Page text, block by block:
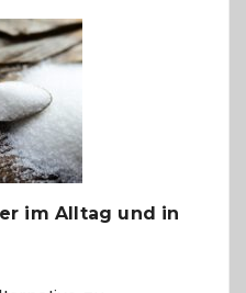
Freund
in
Gefahr
ist:
Brandschutz
für
Hunde
eigenen
im Alltag und in